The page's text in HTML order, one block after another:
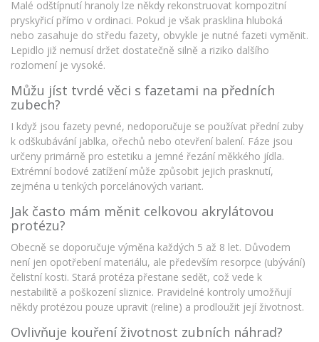
Malé odštípnutí hranoly lze někdy rekonstruovat kompozitní
pryskyřicí přímo v ordinaci. Pokud je však prasklina hluboká
nebo zasahuje do středu fazety, obvykle je nutné fazeti vyměnit.
Lepidlo již nemusí držet dostatečně silně a riziko dalšího
rozlomení je vysoké.
Můžu jíst tvrdé věci s fazetami na předních
zubech?
I když jsou fazety pevné, nedoporučuje se používat přední zuby
k odškubávání jablka, ořechů nebo otevření balení. Fáze jsou
určeny primárně pro estetiku a jemné řezání měkkého jídla.
Extrémní bodové zatížení může způsobit jejich prasknutí,
zejména u tenkých porcelánových variant.
Jak často mám měnit celkovou akrylátovou
protézu?
Obecně se doporučuje výměna každých 5 až 8 let. Důvodem
není jen opotřebení materiálu, ale především resorpce (ubývání)
čelistní kosti. Stará protéza přestane sedět, což vede k
nestabilitě a poškození sliznice. Pravidelné kontroly umožňují
někdy protézou pouze upravit (reline) a prodloužit její životnost.
Ovlivňuje kouření životnost zubních náhrad?